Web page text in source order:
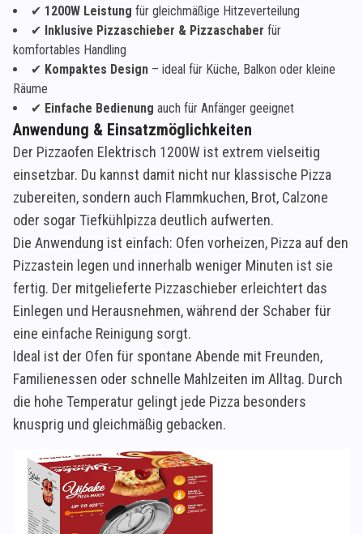
✔ 1200W Leistung für gleichmäßige Hitzeverteilung
✔ Inklusive Pizzaschieber & Pizzaschaber für
komfortables Handling
✔ Kompaktes Design – ideal für Küche, Balkon oder kleine
Räume
✔ Einfache Bedienung auch für Anfänger geeignet
Anwendung & Einsatzmöglichkeiten
Der Pizzaofen Elektrisch 1200W ist extrem vielseitig
einsetzbar. Du kannst damit nicht nur klassische Pizza
zubereiten, sondern auch Flammkuchen, Brot, Calzone
oder sogar Tiefkühlpizza deutlich aufwerten.
Die Anwendung ist einfach: Ofen vorheizen, Pizza auf den
Pizzastein legen und innerhalb weniger Minuten ist sie
fertig. Der mitgelieferte Pizzaschieber erleichtert das
Einlegen und Herausnehmen, während der Schaber für
eine einfache Reinigung sorgt.
Ideal ist der Ofen für spontane Abende mit Freunden,
Familienessen oder schnelle Mahlzeiten im Alltag. Durch
die hohe Temperatur gelingt jede Pizza besonders
knusprig und gleichmäßig gebacken.